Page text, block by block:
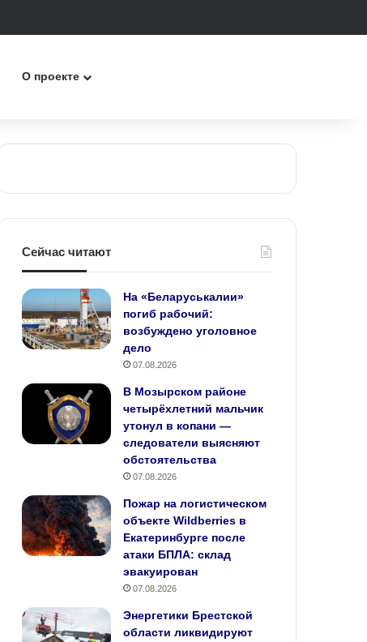
О проекте
Сейчас читают
На «Беларуськалии»
погиб рабочий:
возбуждено уголовное
дело
07.08.2026
В Мозырском районе
четырёхлетний мальчик
утонул в копани —
следователи выясняют
обстоятельства
07.08.2026
Пожар на логистическом
объекте Wildberries в
Екатеринбурге после
атаки БПЛА: склад
эвакуирован
07.08.2026
Энергетики Брестской
области ликвидируют